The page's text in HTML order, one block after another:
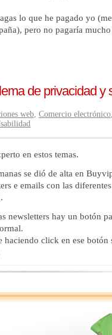
lo que he pagado yo
pero no pagaría
de privacidad y
web, Comercio electrónico
en estos temas.
se dió de alta en
e emails con las
newsletters hay un botón
click en ese botón